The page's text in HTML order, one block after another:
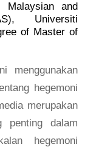
and
Universiti
of Master of
menggunakan
hegemoni
merupakan
dalam
hegemoni